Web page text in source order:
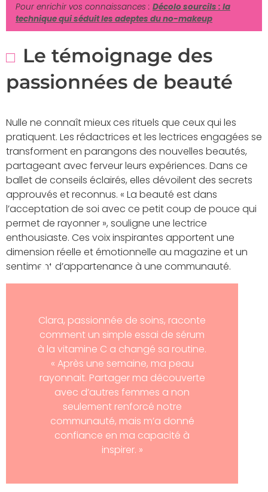
Pour enrichir vos connaissances : Décolo sourcils : la
technique qui séduit les adeptes du no-makeup
Le témoignage des
passionnées de beauté
Nulle ne connaît mieux ces rituels que ceux qui les
pratiquent. Les rédactrices et les lectrices engagées se
transforment en parangons des nouvelles beautés,
partageant avec ferveur leurs expériences. Dans ce
ballet de conseils éclairés, elles dévoilent des secrets
approuvés et reconnus. « La beauté est dans
l’acceptation de soi avec ce petit coup de pouce qui
permet de rayonner », souligne une lectrice
enthousiaste. Ces voix inspirantes apportent une
dimension réelle et émotionnelle au magazine et un
sentiment d’appartenance à une communauté.
Clara, passionnée de soins, raconte
comment un simple essai de sérum
à la vitamine C a changé sa routine.
« Après une semaine, ma peau
rayonnait. Partager ma découverte
avec d’autres femmes a non
seulement renforcé notre
communauté, mais m’a donné
confiance en ma capacité à
inspirer. »